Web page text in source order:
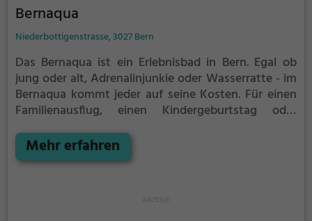
Bernaqua
Niederbottigenstrasse, 3027 Bern
Das Bernaqua ist ein Erlebnisbad in Bern. Egal ob
jung oder alt, Adrenalinjunkie oder Wasserratte - im
Bernaqua kommt jeder auf seine Kosten. Für einen
Familienausflug, einen Kindergeburtstag oder
richtige Adresse.
Mehr erfahren